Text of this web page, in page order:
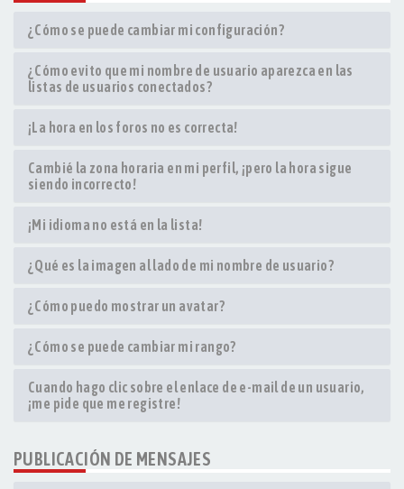
¿Cómo se puede cambiar mi configuración?
¿Cómo evito que mi nombre de usuario aparezca en las
listas de usuarios conectados?
¡La hora en los foros no es correcta!
Cambié la zona horaria en mi perfil, ¡pero la hora sigue
siendo incorrecto!
¡Mi idioma no está en la lista!
¿Qué es la imagen al lado de mi nombre de usuario?
¿Cómo puedo mostrar un avatar?
¿Cómo se puede cambiar mi rango?
Cuando hago clic sobre el enlace de e-mail de un usuario,
¡me pide que me registre!
PUBLICACIÓN DE MENSAJES